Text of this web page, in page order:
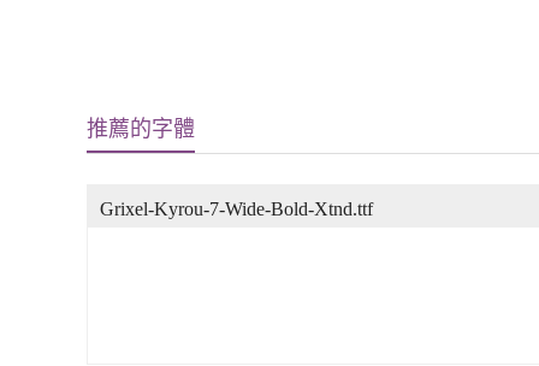
推薦的字體
Grixel-Kyrou-7-Wide-Bold-Xtnd.ttf